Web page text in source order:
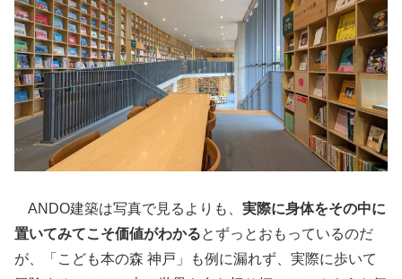
ANDO建築は写真で見るよりも、 実際に身体をその中に
置いてみてこそ価値がわかるとずっとおもっているのだ
が、「こども本の森 神戸」も例に漏れず、実際に歩いて